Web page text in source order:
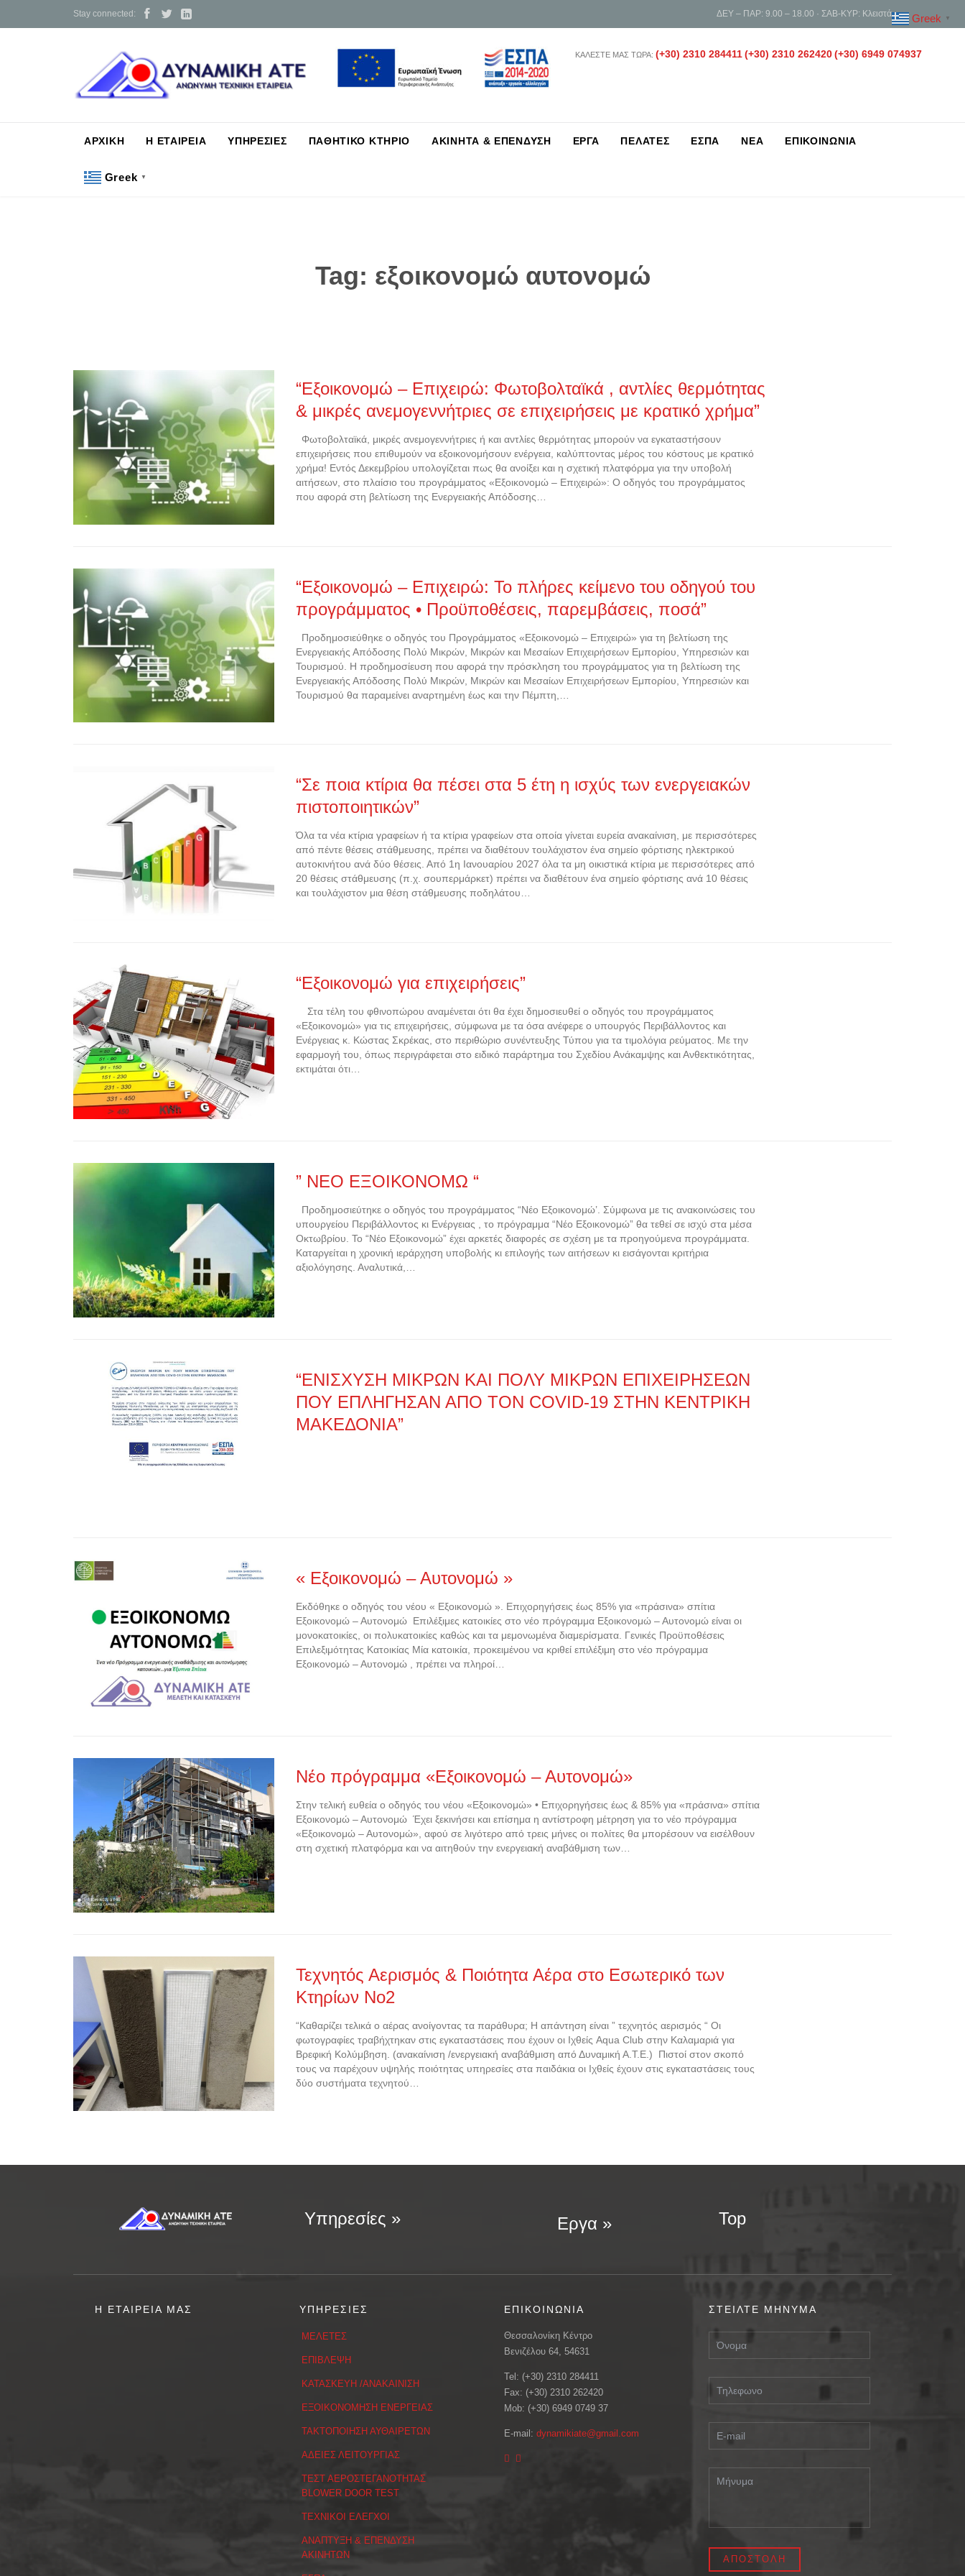
Stay connected:    ΔΕΥ – ΠΑΡ: 9.00 – 18.00 · ΣΑΒ-ΚΥΡ: Κλειστά
ΚΑΛΕΣΤΕ ΜΑΣ ΤΩΡΑ: (+30) 2310 284411(+30) 2310 262420(+30) 6949 074937
to
ΑΡΧΙΚΗ Η ΕΤΑΙΡΕΙΑ ΥΠΗΡΕΣΙΕΣ ΠΑΘΗΤΙΚΟ ΚΤΗΡΙΟ ΑΚΙΝΗΤΑ & ΕΠΕΝΔΥΣΗ ΕΡΓΑ ΠΕΛΑΤΕΣ ΕΣΠΑ ΝΕΑ ΕΠΙΚΟΙΝΩΝΙΑ
Greek ▼
Tag: εξοικονομώ αυτονομώ
“Εξοικονομώ – Επιχειρώ: Φωτοβολταϊκά , αντλίες θερμότητας
& μικρές ανεμογεννήτριες σε επιχειρήσεις με κρατικό χρήμα”
Φωτοβολταϊκά, μικρές ανεμογεννήτριες ή και αντλίες θερμότητας μπορούν να εγκαταστήσουν
επιχειρήσεις που επιθυμούν να εξοικονομήσουν ενέργεια, καλύπτοντας μέρος του κόστους με κρατικό
χρήμα! Εντός Δεκεμβρίου υπολογίζεται πως θα ανοίξει και η σχετική πλατφόρμα για την υποβολή
αιτήσεων, στο πλαίσιο του προγράμματος «Εξοικονομώ – Επιχειρώ»: Ο οδηγός του προγράμματος
που αφορά στη βελτίωση της Ενεργειακής Απόδοσης…
“Εξοικονομώ – Επιχειρώ: Το πλήρες κείμενο του οδηγού του
προγράμματος • Προϋποθέσεις, παρεμβάσεις, ποσά”
Προδημοσιεύθηκε ο οδηγός του Προγράμματος «Εξοικονομώ – Επιχειρώ» για τη βελτίωση της
Ενεργειακής Απόδοσης Πολύ Μικρών, Μικρών και Μεσαίων Επιχειρήσεων Εμπορίου, Υπηρεσιών και
Τουρισμού. Η προδημοσίευση που αφορά την πρόσκληση του προγράμματος για τη βελτίωση της
Ενεργειακής Απόδοσης Πολύ Μικρών, Μικρών και Μεσαίων Επιχειρήσεων Εμπορίου, Υπηρεσιών και
Τουρισμού θα παραμείνει αναρτημένη έως και την Πέμπτη,…
“Σε ποια κτίρια θα πέσει στα 5 έτη η ισχύς των ενεργειακών
πιστοποιητικών”
Όλα τα νέα κτίρια γραφείων ή τα κτίρια γραφείων στα οποία γίνεται ευρεία ανακαίνιση, με περισσότερες
από πέντε θέσεις στάθμευσης, πρέπει να διαθέτουν τουλάχιστον ένα σημείο φόρτισης ηλεκτρικού
αυτοκινήτου ανά δύο θέσεις. Από 1η Ιανουαρίου 2027 όλα τα μη οικιστικά κτίρια με περισσότερες από
20 θέσεις στάθμευσης (π.χ. σουπερμάρκετ) πρέπει να διαθέτουν ένα σημείο φόρτισης ανά 10 θέσεις
και τουλάχιστον μια θέση στάθμευσης ποδηλάτου…
“Εξοικονομώ για επιχειρήσεις”
Στα τέλη του φθινοπώρου αναμένεται ότι θα έχει δημοσιευθεί ο οδηγός του προγράμματος
«Εξοικονομώ» για τις επιχειρήσεις, σύμφωνα με τα όσα ανέφερε ο υπουργός Περιβάλλοντος και
Ενέργειας κ. Κώστας Σκρέκας, στο περιθώριο συνέντευξης Τύπου για τα τιμολόγια ρεύματος. Με την
εφαρμογή του, όπως περιγράφεται στο ειδικό παράρτημα του Σχεδίου Ανάκαμψης και Ανθεκτικότητας,
εκτιμάται ότι…
” ΝΕΟ ΕΞΟΙΚΟΝΟΜΩ “
Προδημοσιεύτηκε ο οδηγός του προγράμματος “Νέο Εξοικονομώ’. Σύμφωνα με τις ανακοινώσεις του
υπουργείου Περιβάλλοντος κι Ενέργειας , το πρόγραμμα “Νέο Εξοικονομώ” θα τεθεί σε ισχύ στα μέσα
Οκτωβρίου. Το “Νέο Εξοικονομώ” έχει αρκετές διαφορές σε σχέση με τα προηγούμενα προγράμματα.
Καταργείται η χρονική ιεράρχηση υποβολής κι επιλογής των αιτήσεων κι εισάγονται κριτήρια
αξιολόγησης. Αναλυτικά,…
“ENIΣΧΥΣΗ ΜΙΚΡΩΝ ΚΑΙ ΠΟΛΥ ΜΙΚΡΩΝ ΕΠΙΧΕΙΡΗΣΕΩΝ
ΠΟΥ ΕΠΛΗΓΗΣΑΝ ΑΠΟ ΤΟΝ COVID-19 ΣΤΗΝ ΚΕΝΤΡΙΚΗ
ΜΑΚΕΔΟΝΙΑ”
« Εξοικονομώ – Αυτονομώ »
Εκδόθηκε ο οδηγός του νέου « Εξοικονομώ ». Επιχορηγήσεις έως 85% για «πράσινα» σπίτια
Εξοικονομώ – Αυτονομώ Επιλέξιμες κατοικίες στο νέο πρόγραμμα Εξοικονομώ – Αυτονομώ είναι οι
μονοκατοικίες, οι πολυκατοικίες καθώς και τα μεμονωμένα διαμερίσματα. Γενικές Προϋποθέσεις
Επιλεξιμότητας Κατοικίας Μία κατοικία, προκειμένου να κριθεί επιλέξιμη στο νέο πρόγραμμα
Εξοικονομώ – Αυτονομώ , πρέπει να πληροί…
Νέο πρόγραμμα «Εξοικονομώ – Αυτονομώ»
Στην τελική ευθεία ο οδηγός του νέου «Εξοικονομώ» • Επιχορηγήσεις έως & 85% για «πράσινα» σπίτια
Εξοικονομώ – Αυτονομώ Έχει ξεκινήσει και επίσημα η αντίστροφη μέτρηση για το νέο πρόγραμμα
«Εξοικονομώ – Αυτονομώ», αφού σε λιγότερο από τρεις μήνες οι πολίτες θα μπορέσουν να εισέλθουν
στη σχετική πλατφόρμα και να αιτηθούν την ενεργειακή αναβάθμιση των…
Τεχνητός Αερισμός & Ποιότητα Αέρα στο Εσωτερικό των
Κτηρίων Νο2
“Καθαρίζει τελικά ο αέρας ανοίγοντας τα παράθυρα; Η απάντηση είναι ” τεχνητός αερισμός “ Οι
φωτογραφίες τραβήχτηκαν στις εγκαταστάσεις που έχουν οι Ιχθείς Aqua Club στην Καλαμαριά για
Βρεφική Κολύμβηση. (ανακαίνιση /ενεργειακή αναβάθμιση από Δυναμική Α.Τ.Ε.) Πιστοί στον σκοπό
τους να παρέχουν υψηλής ποιότητας υπηρεσίες στα παιδάκια οι Ιχθείς έχουν στις εγκαταστάσεις τους
δύο συστήματα τεχνητού…
Υπηρεσίες » Εργα » Top
Η ΕΤΑΙΡΕΙΑ ΜΑΣ ΥΠΗΡΕΣΙΕΣ
ΜΕΛΕΤΕΣ
ΕΠΙΒΛΕΨΗ
ΚΑΤΑΣΚΕΥΗ /ΑΝΑΚΑΙΝΙΣΗ
ΕΞΟΙΚΟΝΟΜΗΣΗ ΕΝΕΡΓΕΙΑΣ
ΤΑΚΤΟΠΟΙΗΣΗ ΑΥΘΑΙΡΕΤΩΝ
ΑΔΕΙΕΣ ΛΕΙΤΟΥΡΓΙΑΣ
ΤΕΣΤ ΑΕΡΟΣΤΕΓΑΝΟΤΗΤΑΣ
BLOWER DOOR TEST
ΤΕΧΝΙΚΟΙ ΕΛΕΓΧΟΙ
ΑΝΑΠΤΥΞΗ & ΕΠΕΝΔΥΣΗ
ΑΚΙΝΗΤΩΝ
ΕΠΙΚΟΙΝΩΝΙΑ
Θεσσαλονίκη Κέντρο
Βενιζέλου 64, 54631
Tel: (+30) 2310 284411
Fax: (+30) 2310 262420
Mob: (+30) 6949 0749 37
E-mail: dynamikiate@gmail.com
ΣΤΕΙΛΤΕ ΜΗΝΥΜΑ
Greek ▼